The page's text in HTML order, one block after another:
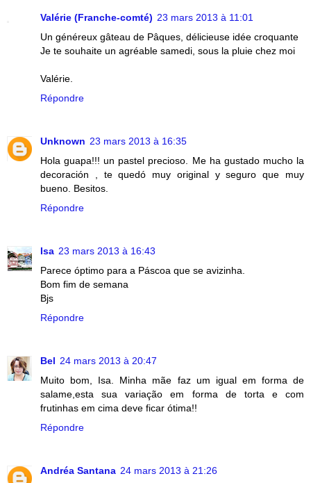
Valérie (Franche-comté) 23 mars 2013 à 11:01
Un généreux gâteau de Pâques, délicieuse idée croquante
Je te souhaite un agréable samedi, sous la pluie chez moi
Valérie.
Répondre
Unknown 23 mars 2013 à 16:35
Hola guapa!!! un pastel precioso. Me ha gustado mucho la
decoración , te quedó muy original y seguro que muy
bueno. Besitos.
Répondre
Isa 23 mars 2013 à 16:43
Parece óptimo para a Páscoa que se avizinha.
Bom fim de semana
Bjs
Répondre
Bel 24 mars 2013 à 20:47
Muito bom, Isa. Minha mãe faz um igual em forma de
salame,esta sua variação em forma de torta e com
frutinhas em cima deve ficar ótima!!
Répondre
Andréa Santana 24 mars 2013 à 21:26